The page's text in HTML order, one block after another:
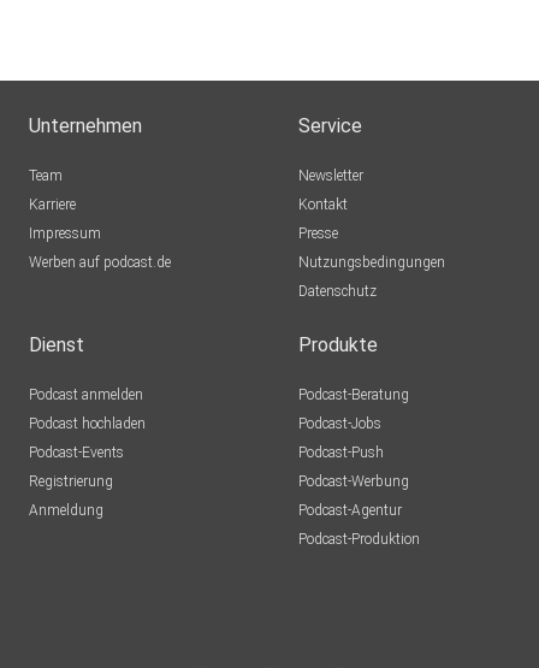
Unternehmen
Team
Karriere
Impressum
Werben auf podcast.de
Service
Newsletter
Kontakt
Presse
Nutzungsbedingungen
Datenschutz
Dienst
Podcast anmelden
Podcast hochladen
Podcast-Events
Registrierung
Anmeldung
Produkte
Podcast-Beratung
Podcast-Jobs
Podcast-Push
Podcast-Werbung
Podcast-Agentur
Podcast-Produktion